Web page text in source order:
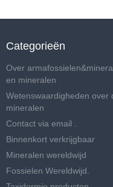
Categorieën
Over
en mineralen
Wetenswaardigheden over
mineralen
Contact via email .
Binnenkort verkrijgbaar
Mineralen wereldwijd
Fossielen Wereldwijd.